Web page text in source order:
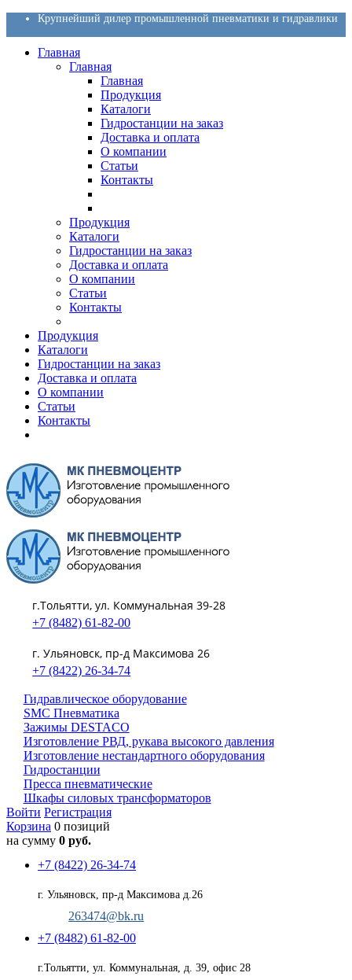
Крупнейший дилер промышленной пневматики и гидравлики
Главная
Главная
Главная
Продукция
Каталоги
Гидростанции на заказ
Доставка и оплата
О компании
Статьи
Контакты
Продукция
Каталоги
Гидростанции на заказ
Доставка и оплата
О компании
Статьи
Контакты
Продукция
Каталоги
Гидростанции на заказ
Доставка и оплата
О компании
Статьи
Контакты
г.Тольятти, ул. Коммунальная 39-28
+7 (8482) 61-82-00
г. Ульяновск, пр-д Максимова 26
+7 (8422) 26-34-74
Гидравлическое оборудование
SMC Пневматика
Зажимы DESTACO
Изготовление РВД, рукава высокого давления
Изготовление нестандартного оборудования
Гидростанции
Пресса пневматические
Шкафы силовых трансформаторов
Войти Регистрация
Корзина 0 позиций
на сумму 0 руб.
+7 (8422) 26-34-74
г. Ульяновск, пр-д Максимова д.26
263474@bk.ru
+7 (8482) 61-82-00
г.Тольятти, ул. Коммунальная, д. 39, офис 28